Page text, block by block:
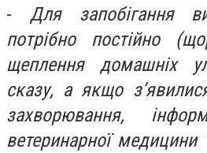
- Для запобігання
потрібно постійно
щеплення домашніх
сказу, а якщо
захворювання,
ветеринарної